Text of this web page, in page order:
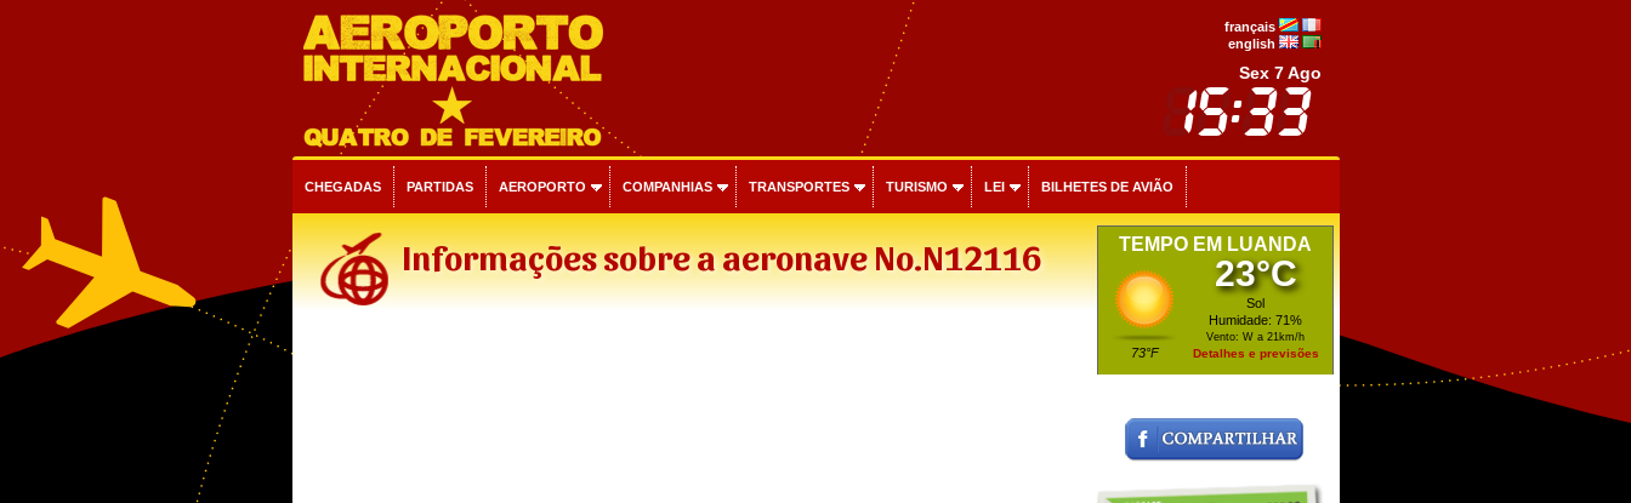
français
english
Sex 7 Ago
CHEGADAS PARTIDAS AEROPORTO COMPANHIAS TRANSPORTES TURISMO LEI BILHETES DE AVIÃO
Informações sobre a aeronave No.N12116 TEMPO EM LUANDA
73°F
23°C
Sol
Humidade: 71%
Vento: W a 21km/h
Detalhes e previsões